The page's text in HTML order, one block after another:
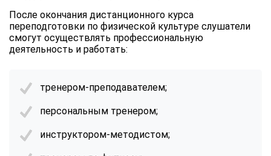
После окончания дистанционного курса
переподготовки по физической культуре слушатели
смогут осуществлять профессиональную
деятельность и работать:
тренером-преподавателем;
персональным тренером;
инструктором-методистом;